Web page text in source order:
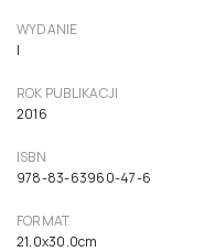
WYDANIE
I
ROK PUBLIKACJI
2016
ISBN
978-83-63960-47-6
FORMAT
21.0x30.0cm